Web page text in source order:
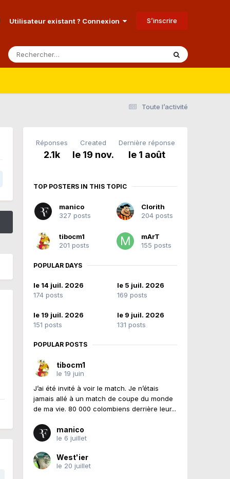
Utilisateur existant ? Connexion S’inscrire
Toute l’activité
Réponses
2.1k
Created
le 19 nov.
Dernière réponse
le 1 août
TOP POSTERS IN THIS TOPIC
manico
327 posts
Clorith
204 posts
tibocm1
201 posts
mArT
155 posts
POPULAR DAYS
le 14 juil. 2026
174 posts
le 5 juil. 2026
169 posts
le 19 juil. 2026
151 posts
le 9 juil. 2026
131 posts
POPULAR POSTS
tibocm1
le 19 juin
J’ai été invité à voir le match. Je n’étais
jamais allé à un match de coupe du monde
de ma vie. 80 000 colombiens derrière leur...
manico
le 6 juillet
West'ier
le 20 juillet